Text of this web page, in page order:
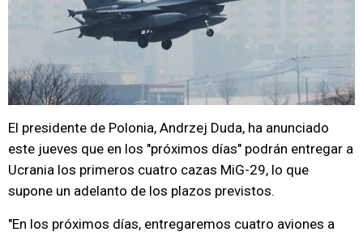
El presidente de Polonia, Andrzej Duda, ha anunciado
este jueves que en los "próximos días" podrán entregar a
Ucrania los primeros cuatro cazas MiG-29, lo que
supone un adelanto de los plazos previstos.
"En los próximos días, entregaremos cuatro aviones a